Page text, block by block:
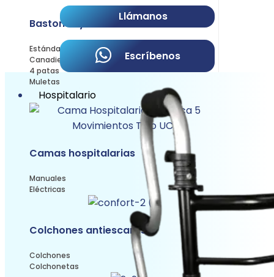
Bastones y muletas
Estándar
Canadiense
4 patas
Muletas
Hospitalario
Camas hospitalarias
Manuales
Eléctricas
Colchones antiescaras
Colchones
Colchonetas
Llámanos
Escríbenos